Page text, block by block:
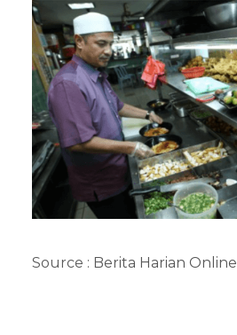
Source : Berita Harian Online